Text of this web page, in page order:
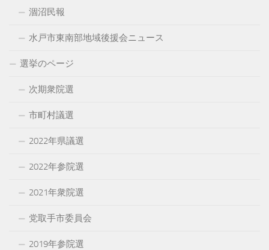
涸沼民報
水戸市東南部地域後援会ニュース
選挙のページ
次期衆院選
市町村議選
2022年県議選
2022年参院選
2021年衆院選
党取手市委員会
2019年参院選